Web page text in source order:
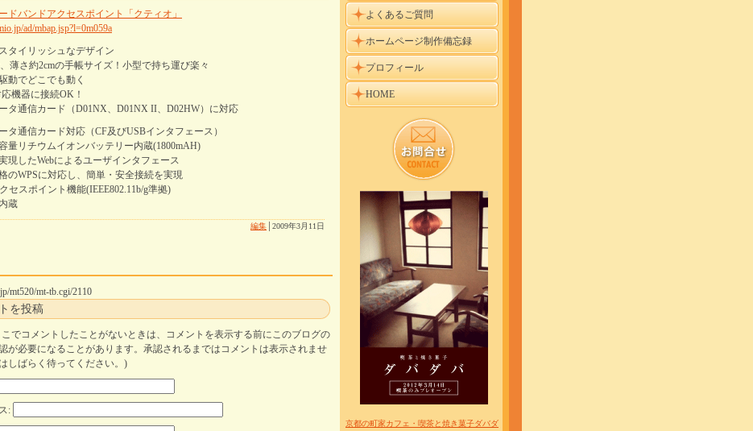
ドバンドアクセスポイント「クティオ」
ad/mbap.jsp?l=0m059a
タイリッシュなデザイン
、薄さ約2cmの手帳サイズ！小型で持ち運び楽々
動でどこでも動く
機器に接続OK！
ータ通信カード（D01NX、D01NX II、D02HW）に対応
タ通信カード対応（CF及びUSBインタフェース）
量リチウムイオンバッテリー内蔵(1800mAH)
現したWebによるユーザインタフェース
のWPSに対応し、簡単・安全接続を実現
セスポイント機能(IEEE802.11b/g準拠)
蔵
編集 2009年3月11日
mt520/mt-tb.cgi/2110
を投稿
でコメントしたことがないときは、コメントを表示する前にこのブログの
が必要になることがあります。承認されるまではコメントは表示されませ
しばらく待ってください。)
:
よくあるご質問
ホームページ制作備忘録
プロフィール
HOME
京都の町家カフェ・喫茶と焼き菓子ダバダ